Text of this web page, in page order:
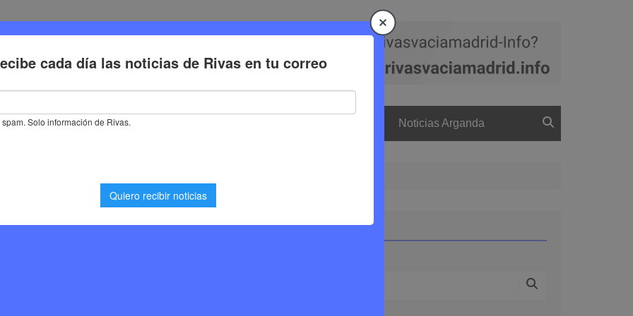
Deporte Cultura Trabajo Noticias Arganda
en servicios de fontanería que opera
A lo largo de su trayectoria, Fontanería
de confianza para los vecinos que necesitan